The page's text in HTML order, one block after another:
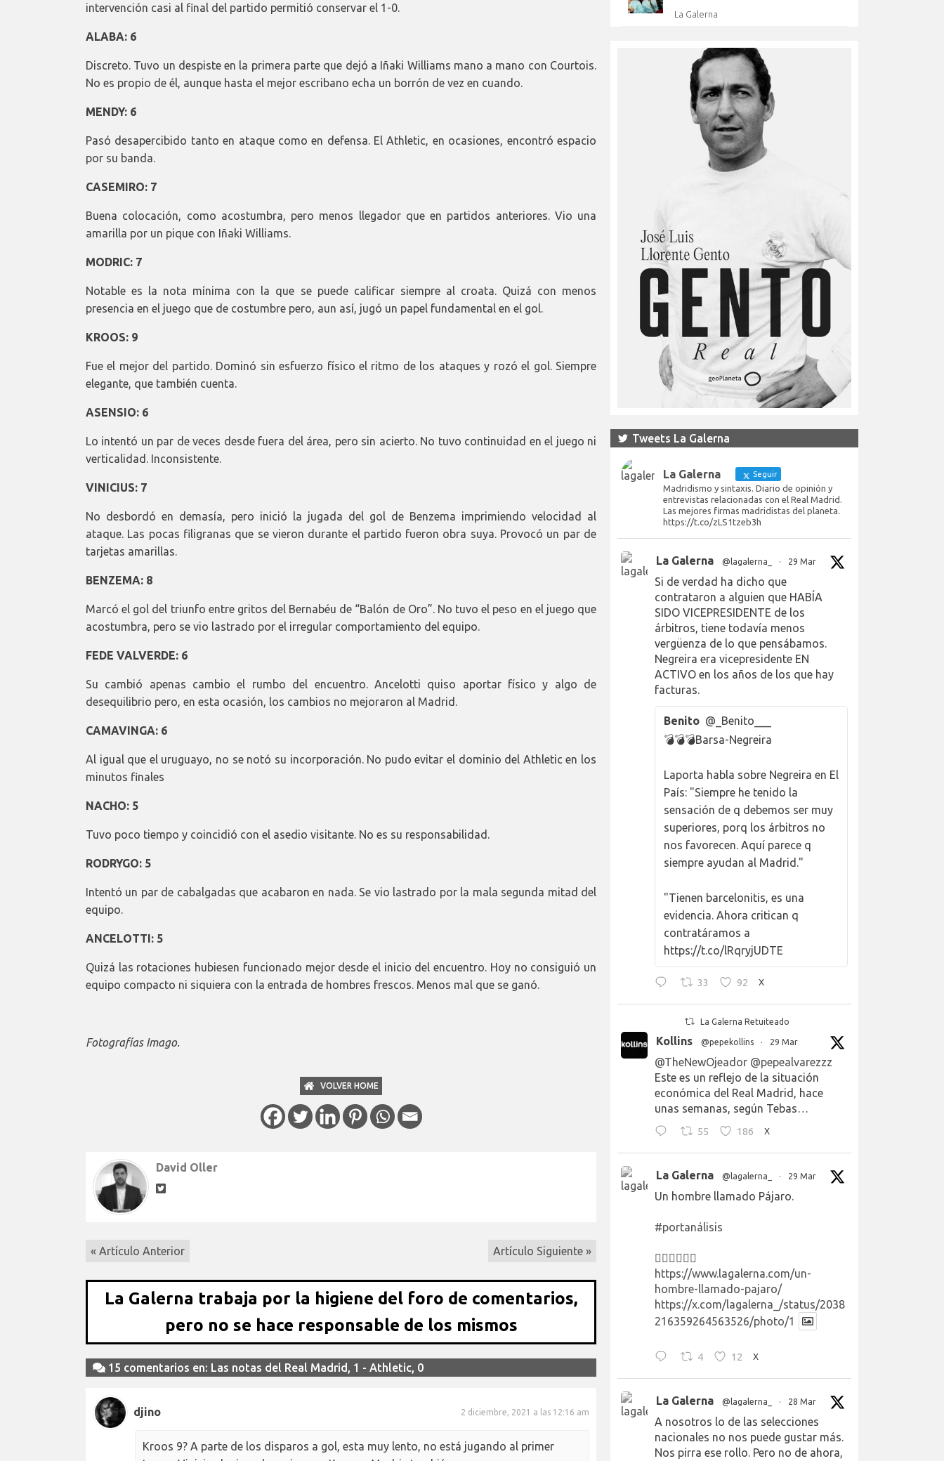
intervención casi al final del partido permitió conservar el 1-0.
ALABA: 6
Discreto. Tuvo un despiste en la primera parte que dejó a Iñaki Williams mano a mano con Courtois.
No es propio de él, aunque hasta el mejor escribano echa un borrón de vez en cuando.
MENDY: 6
Pasó desapercibido tanto en ataque como en defensa. El Athletic, en ocasiones, encontró espacio
por su banda.
CASEMIRO: 7
Buena colocación, como acostumbra, pero menos llegador que en partidos anteriores. Vio una
amarilla por un pique con Iñaki Williams.
MODRIC: 7
Notable es la nota mínima con la que se puede calificar siempre al croata. Quizá con menos
presencia en el juego que de costumbre pero, aun así, jugó un papel fundamental en el gol.
KROOS: 9
Fue el mejor del partido. Dominó sin esfuerzo físico el ritmo de los ataques y rozó el gol. Siempre
elegante, que también cuenta.
ASENSIO: 6
Lo intentó un par de veces desde fuera del área, pero sin acierto. No tuvo continuidad en el juego ni
verticalidad. Inconsistente.
VINICIUS: 7
No desbordó en demasía, pero inició la jugada del gol de Benzema imprimiendo velocidad al
ataque. Las pocas filigranas que se vieron durante el partido fueron obra suya. Provocó un par de
tarjetas amarillas.
BENZEMA: 8
Marcó el gol del triunfo entre gritos del Bernabéu de “Balón de Oro”. No tuvo el peso en el juego que
acostumbra, pero se vio lastrado por el irregular comportamiento del equipo.
FEDE VALVERDE: 6
Su cambió apenas cambio el rumbo del encuentro. Ancelotti quiso aportar físico y algo de
desequilibrio pero, en esta ocasión, los cambios no mejoraron al Madrid.
CAMAVINGA: 6
Al igual que el uruguayo, no se notó su incorporación. No pudo evitar el dominio del Athletic en los
minutos finales
NACHO: 5
Tuvo poco tiempo y coincidió con el asedio visitante. No es su responsabilidad.
RODRYGO: 5
Intentó un par de cabalgadas que acabaron en nada. Se vio lastrado por la mala segunda mitad del
equipo.
ANCELOTTI: 5
Quizá las rotaciones hubiesen funcionado mejor desde el inicio del encuentro. Hoy no consiguió un
equipo compacto ni siquiera con la entrada de hombres frescos. Menos mal que se ganó.
Fotografías Imago.
VOLVER HOME
David Oller
« Artículo Anterior Artículo Siguiente »
La Galerna trabaja por la higiene del foro de comentarios,
pero no se hace responsable de los mismos
15 comentarios en: Las notas del Real Madrid, 1 - Athletic, 0
djino 2 diciembre, 2021 a las 12:16 am
Kroos 9? A parte de los disparos a gol, esta muy lento, no está jugando al primer
La Galerna
Tweets La Galerna
La Galerna Seguir
Madridismo y sintaxis. Diario de opinión y
entrevistas relacionadas con el Real Madrid.
Las mejores firmas madridistas del planeta.
https://t.co/zLS1tzeb3h
La Galerna @lagalerna_ · 29 Mar
Si de verdad ha dicho que
contrataron a alguien que HABÍA
SIDO VICEPRESIDENTE de los
árbitros, tiene todavía menos
vergüenza de lo que pensábamos.
Negreira era vicepresidente EN
ACTIVO en los años de los que hay
facturas.
Benito @_Benito___
💣💣💣Barsa-Negreira
Laporta habla sobre Negreira en El
País: "Siempre he tenido la
sensación de q debemos ser muy
superiores, porq los árbitros no
nos favorecen. Aquí parece q
siempre ayudan al Madrid."
"Tienen barcelonitis, es una
evidencia. Ahora critican q
contratáramos a
https://t.co/lRqryjUDTE
33 92 X
La Galerna Retuiteado
Kollins @pepekollins · 29 Mar
@TheNewOjeador @pepealvarezzz
Este es un reflejo de la situación
económica del Real Madrid, hace
unas semanas, según Tebas…
55 186 X
La Galerna @lagalerna_ · 29 Mar
Un hombre llamado Pájaro.
#portanálisis
👉🏻👉🏻👉🏻
https://www.lagalerna.com/un-
hombre-llamado-pajaro/
https://x.com/lagalerna_/status/2038
216359264563526/photo/1
4 12 X
La Galerna @lagalerna_ · 28 Mar
A nosotros lo de las selecciones
nacionales no nos puede gustar más.
Nos pirra ese rollo. Pero no de ahora,